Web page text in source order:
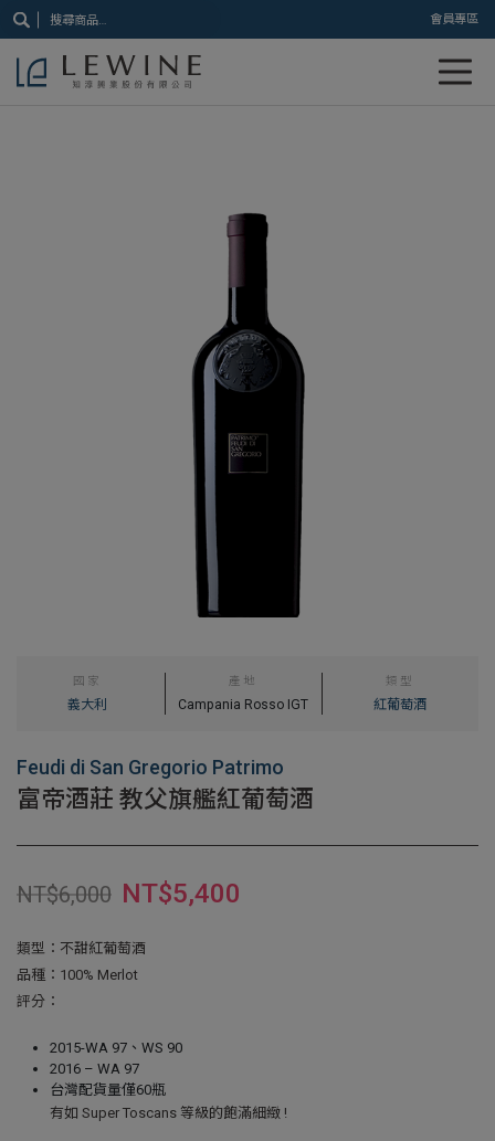
會員專區
國家
義大利
產地
Campania Rosso IGT
類型
紅葡萄酒
Feudi di San Gregorio Patrimo
富帝酒莊 教父旗艦紅葡萄酒
NT$6,000 NT$5,400
類型：不甜紅葡萄酒
品種：100% Merlot
評分：
2015-WA 97、WS 90
2016 – WA 97
台灣配貨量僅60瓶
有如 Super Toscans 等級的飽滿細緻 !